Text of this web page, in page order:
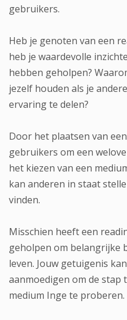
gebruikers.
Heb je genoten van een
heb je waardevolle
hebben geholpen?
jezelf houden als je
ervaring te delen?
Door het plaatsen van
gebruikers om een
het kiezen van een
kan anderen in staat
vinden.
Misschien heeft een
geholpen om belangrijke
leven. Jouw getuigenis
aanmoedigen om de stap
medium Inge te proberen.